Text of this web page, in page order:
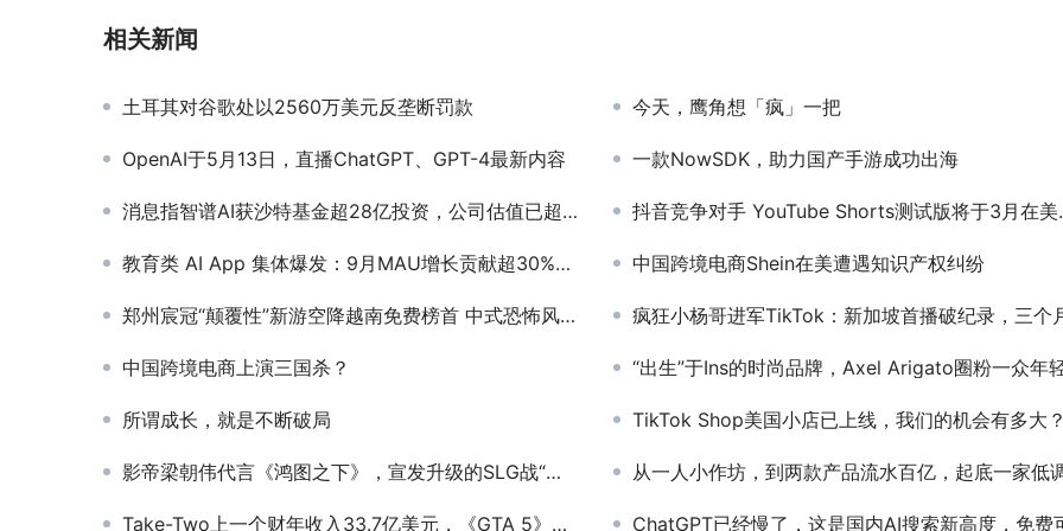
相关新闻
土耳其对谷歌处以2560万美元反垄断罚款 今天，鹰角想「疯」一把
OpenAI于5月13日，直播ChatGPT、GPT-4最新内容 一款NowSDK，助力国产手游成功出海
消息指智谱AI获沙特基金超28亿投资，公司估值已超200亿 抖音竞争对手 YouTube Shorts测试版将于3月在美国推出
教育类 AI App 集体爆发：9月MAU增长贡献超30%｜2025年9月AI百强榜 中国跨境电商Shein在美遭遇知识产权纠纷
郑州宸冠“颠覆性”新游空降越南免费榜首 中式恐怖风“只狼”征服越南胃 疯狂小杨哥进军TikTok：新加坡首播破纪录，三个月已吸粉200
中国跨境电商上演三国杀？ “出生”于Ins的时尚品牌，Axel Arigato圈粉一众年
所谓成长，就是不断破局 TikTok Shop美国小店已上线，我们的机会有多大？
影帝梁朝伟代言《鸿图之下》，宣发升级的SLG战“一触即发” 从一人小作坊，到两款产品流水百亿，起底一家低调的出海公
Take-Two上一个财年收入33.7亿美元，《GTA 5》累计销量超过1.45亿份 ChatGPT已经慢了，这是国内AI搜索新高度，免费可